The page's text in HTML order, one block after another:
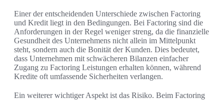
Einer der entscheidenden Unterschiede zwischen Factoring
und Kredit liegt in den Bedingungen. Bei Factoring sind die
Anforderungen in der Regel weniger streng, da die finanzielle
Gesundheit des Unternehmens nicht allein im Mittelpunkt
steht, sondern auch die Bonität der Kunden. Dies bedeutet,
dass Unternehmen mit schwächeren Bilanzen einfacher
Zugang zu Factoring Leistungen erhalten können, während
Kredite oft umfassende Sicherheiten verlangen.
Ein weiterer wichtiger Aspekt ist das Risiko. Beim Factoring